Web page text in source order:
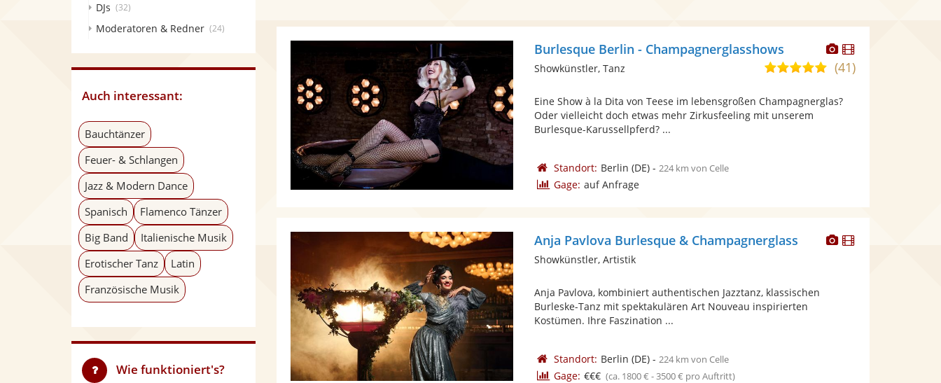
Dieser
Künstler
stellt
bereit.
Dieser
Künstler
Burlesque Berlin - Champagnerglasshows
5,0
5
(41)
Showkünstler, Tanz
Eine Show à la Dita von Teese im lebensgroßen Champagnerglas?
Oder vielleicht doch etwas mehr Zirkusfeeling mit unserem
Burlesque-Karussellpferd? ...
Standort: Berlin (DE)- 224 km von Celle
Gage: auf Anfrage
DieserDieser
Anja Pavlova Burlesque & Champagnerglass
Showkünstler, Artistik
Anja Pavlova, kombiniert authentischen Jazztanz, klassischen
Burleske-Tanz mit spektakulären Art Nouveau inspirierten
Kostümen. Ihre Faszination ...
Standort: Berlin (DE)- 224 km von Celle
Gage: €€€ (ca. 1800 € - 3500 € pro Auftritt)
DJs (32)
Moderatoren & Redner (24)
Auch interessant:
Bauchtänzer
Feuer- & Schlangen
Jazz & Modern Dance
Spanisch
Flamenco Tänzer
Big Band
Italienische Musik
Erotischer Tanz
Latin
Französische Musik
Wie funktioniert's?